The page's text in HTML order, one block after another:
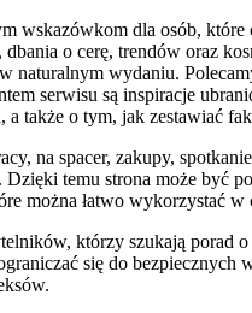
dla osób,
o cerę, trendów oraz
naturalnym wydaniu.
serwisu są inspiracje
o tym, jak zestawiać
na spacer, zakupy,
temu strona może być
można łatwo wykorzystać
którzy szukają
się do